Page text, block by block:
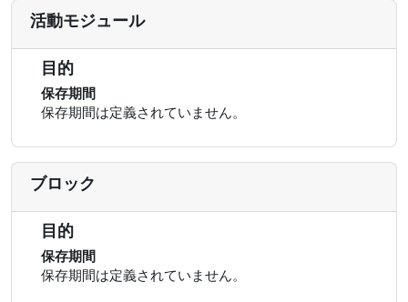
活動モジュール
目的
保存期間
保存期間は定義されていません。
ブロック
目的
保存期間
保存期間は定義されていません。